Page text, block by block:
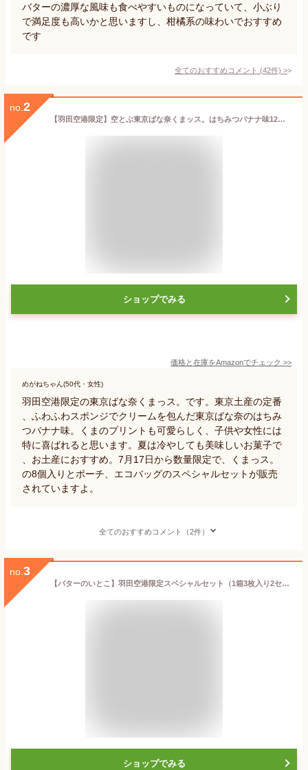
バターの濃厚な風味も食べやすいものになっていて、小ぶり
で満足度も高いかと思いますし、柑橘系の味わいでおすすめ
です
全てのおすすめコメント (42件) >
no. 2
【羽田空港限定】空とぶ東京ばな奈くまッス。はちみつバナナ味12個入 東京ばな奈ワールド
ショップでみる
価格と在庫をAmazonでチェック >>
めがねちゃん(50代・女性)
羽田空港限定の東京ばな奈くまっス。です。東京土産の定番
、ふわふわスポンジでクリームを包んだ東京ばな奈のはちみ
つバナナ味。くまのプリントも可愛らしく、子供や女性には
特に喜ばれると思います。夏は冷やしても美味しいお菓子で
、お土産におすすめ。7月17日から数量限定で、くまっス。
の8個入りとポーチ、エコバッグのスペシャルセットが販売
されていますよ。
全てのおすすめコメント（2件）
no. 3
【バターのいとこ】羽田空港限定スペシャルセット（1箱3枚入り2セット（ミルク3枚、チョコキャラメル3枚））
ショップでみる